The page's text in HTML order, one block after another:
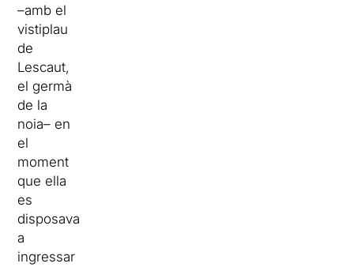
–amb el
vistiplau
de
Lescaut,
el germà
de la
noia– en
el
moment
que ella
es
disposava
a
ingressar